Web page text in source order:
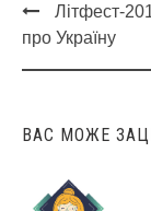
Post
navigation
Літфест-
про Україну
ВАС МОЖЕ